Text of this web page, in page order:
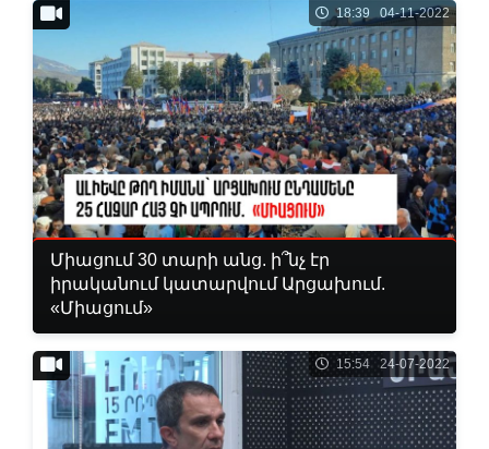
18:39 04-11-2022
Միացում 30 տարի անց. ի՞նչ էր
իրականում կատարվում Արցախում.
«Միացում»
15:54 24-07-2022